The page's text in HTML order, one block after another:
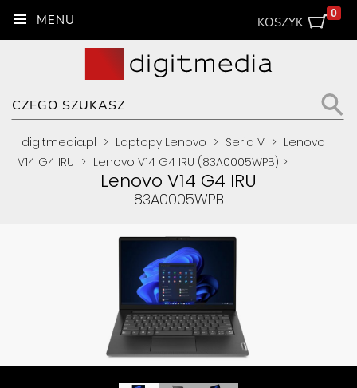
KOSZYK
0
digitmedia.pl > Laptopy Lenovo > Seria V > Lenovo
V14 G4 IRU > Lenovo V14 G4 IRU (83A0005WPB) >
Lenovo V14 G4 IRU
83A0005WPB